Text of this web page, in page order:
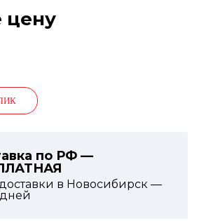
цену
по РФ —
в Новосибирск —
дней